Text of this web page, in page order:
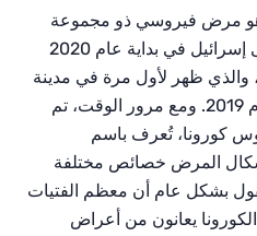
مرض فيروسي ذو مجموعة
واسعة من الأعراض، وصل إلى إسرائيل في بداية عام 2020
والذي ظهر لأول مرة في مدينة
ووهان في الصين في نهاية عام 2019. ومع مرور الوقت، تم
كورونا، تُعرف باسم
المرض خصائص مختلفة
بشكل عام أن معظم الفتيات
يعانون من أعراض